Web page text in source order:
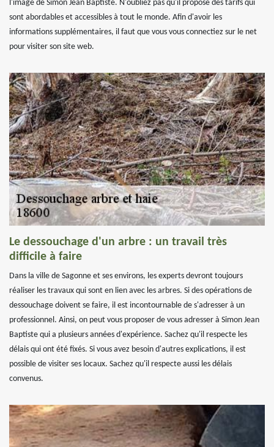
l'image de Simon Jean Baptiste. N'oubliez pas qu'il propose des tarifs qui
sont abordables et accessibles à tout le monde. Afin d'avoir les
informations supplémentaires, il faut que vous vous connectiez sur le net
pour visiter son site web.
Le dessouchage d'un arbre : un travail très
difficile à faire
Dans la ville de Sagonne et ses environs, les experts devront toujours
réaliser les travaux qui sont en lien avec les arbres. Si des opérations de
dessouchage doivent se faire, il est incontournable de s'adresser à un
professionnel. Ainsi, on peut vous proposer de vous adresser à Simon Jean
Baptiste qui a plusieurs années d'expérience. Sachez qu'il respecte les
délais qui ont été fixés. Si vous avez besoin d'autres explications, il est
possible de visiter ses locaux. Sachez qu'il respecte aussi les délais
convenus.